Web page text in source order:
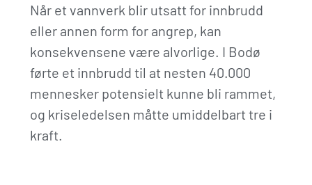
Når et vannverk blir utsatt for innbrudd
eller annen form for angrep, kan
konsekvensene være alvorlige. I Bodø
førte et innbrudd til at nesten 40.000
mennesker potensielt kunne bli rammet,
og kriseledelsen måtte umiddelbart tre i
kraft.